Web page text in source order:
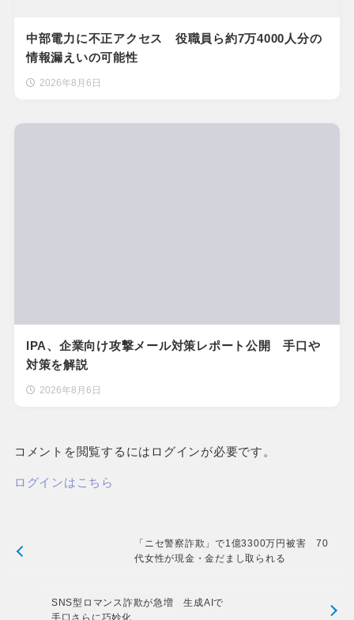
中部電力に不正アクセス 役職員ら約7万4000人分の
情報漏えいの可能性
2026年8月6日
IPA、企業向け攻撃メール対策レポート公開 手口や
対策を解説
2026年8月6日
コメントを閲覧するにはログインが必要です。
ログインはこちら
「ニセ警察詐欺」で1億3300万円被害 70
代女性が現金・金だまし取られる
SNS型ロマンス詐欺が急増 生成AIで
手口さらに巧妙化